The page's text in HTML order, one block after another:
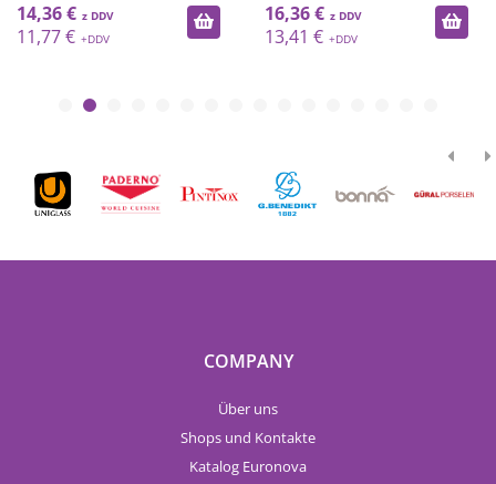
14,36 €
11,77 €
16,36 €
13,41 €
COMPANY
Über uns
Shops und Kontakte
Katalog Euronova